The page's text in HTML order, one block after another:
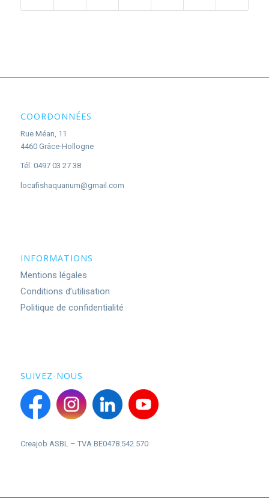
COORDONNÉES
Rue Méan, 11
4460 Grâce-Hollogne
Tél. 0497 03 27 38
locafishaquarium@gmail.com
INFORMATIONS
Mentions légales
Conditions d’utilisation
Politique de confidentialité
SUIVEZ-NOUS
Creajob ASBL – TVA BE0478.542.570